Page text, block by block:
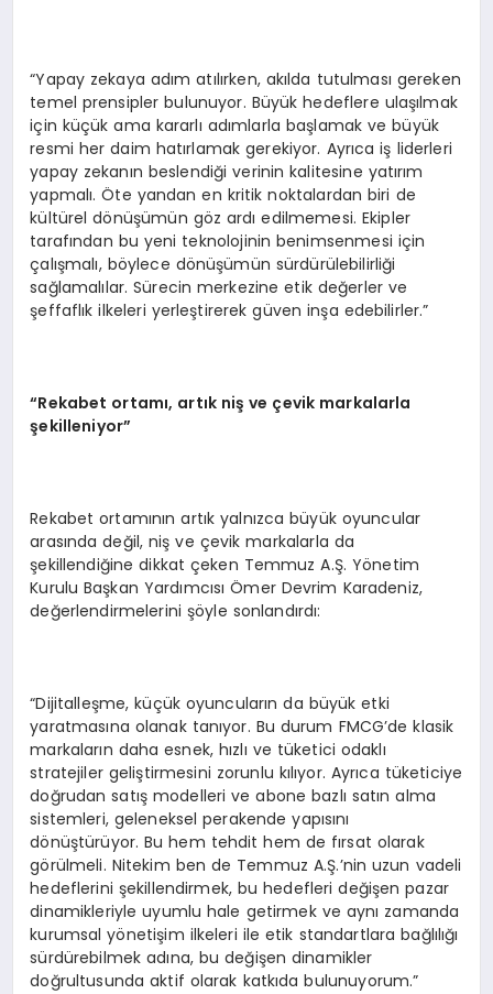
“Yapay zekaya adım atılırken, akılda tutulması gereken
temel prensipler bulunuyor. Büyük hedeflere ulaşılmak
için küçük ama kararlı adımlarla başlamak ve büyük
resmi her daim hatırlamak gerekiyor. Ayrıca iş liderleri
yapay zekanın beslendiği verinin kalitesine yatırım
yapmalı. Öte yandan en kritik noktalardan biri de
kültürel dönüşümün göz ardı edilmemesi. Ekipler
tarafından bu yeni teknolojinin benimsenmesi için
çalışmalı, böylece dönüşümün sürdürülebilirliği
sağlamalılar. Sürecin merkezine etik değerler ve
şeffaflık ilkeleri yerleştirerek güven inşa edebilirler.”
“Rekabet ortamı, artık niş ve çevik markalarla
şekilleniyor”
Rekabet ortamının artık yalnızca büyük oyuncular
arasında değil, niş ve çevik markalarla da
şekillendiğine dikkat çeken Temmuz A.Ş. Yönetim
Kurulu Başkan Yardımcısı Ömer Devrim Karadeniz,
değerlendirmelerini şöyle sonlandırdı:
“Dijitalleşme, küçük oyuncuların da büyük etki
yaratmasına olanak tanıyor. Bu durum FMCG’de klasik
markaların daha esnek, hızlı ve tüketici odaklı
stratejiler geliştirmesini zorunlu kılıyor. Ayrıca tüketiciye
doğrudan satış modelleri ve abone bazlı satın alma
sistemleri, geleneksel perakende yapısını
dönüştürüyor. Bu hem tehdit hem de fırsat olarak
görülmeli. Nitekim ben de Temmuz A.Ş.’nin uzun vadeli
hedeflerini şekillendirmek, bu hedefleri değişen pazar
dinamikleriyle uyumlu hale getirmek ve aynı zamanda
kurumsal yönetişim ilkeleri ile etik standartlara bağlılığı
sürdürebilmek adına, bu değişen dinamikler
doğrultusunda aktif olarak katkıda bulunuyorum.”